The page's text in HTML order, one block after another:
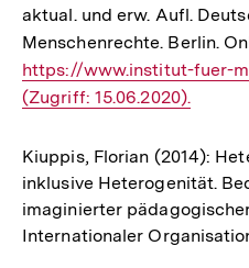
aktual. und erw. Aufl.
Menschenrechte. Berlin.
https://www.institut-fuer-
(Zugriff: 15.06.2020).
Kiuppis, Florian (2014):
inklusive Heterogenität.
imaginierter
Internationaler